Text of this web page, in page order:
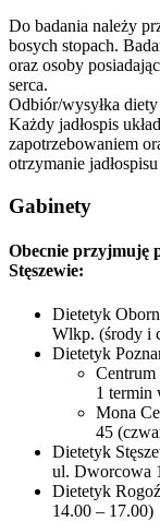
Do badania należy
bosych stopach.
oraz osoby
serca.
Odbiór/wysyłka
Każdy jadłospis
zapotrzebowaniem
otrzymanie
Gabinety
Obecnie przyjmuję
Stęszewie:
Dietetyk
Wlkp. (środy i
Dietetyk
Centrum
1 termin
Mona
45
Dietetyk
ul. Dworcowa
Dietetyk
14.00 – 17.00)